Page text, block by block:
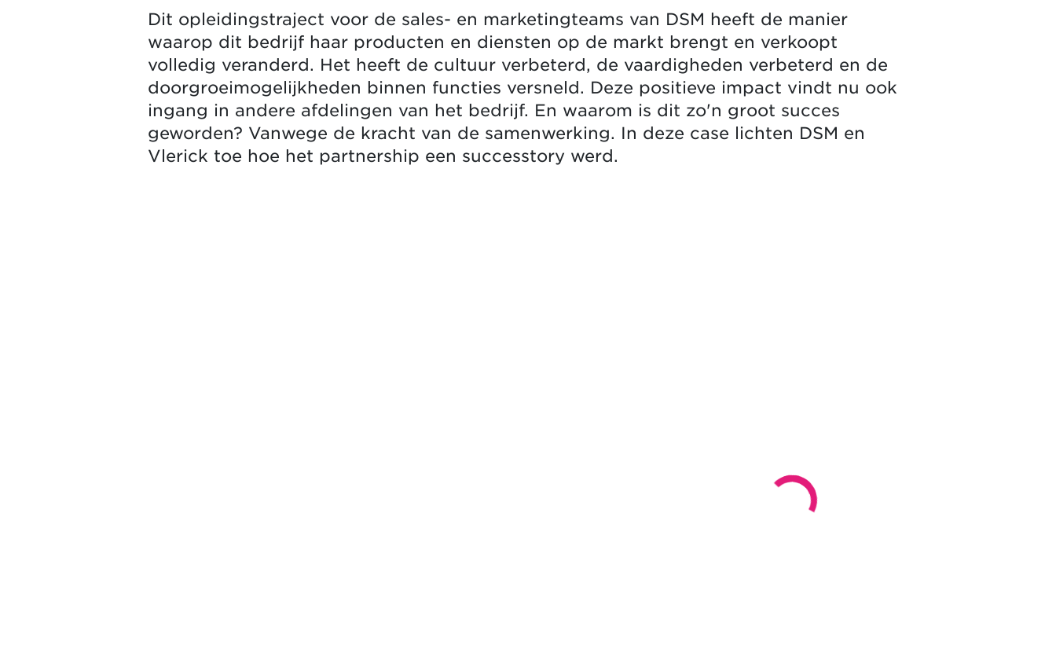
Dit opleidingstraject voor de sales- en marketingteams van DSM heeft de manier
waarop dit bedrijf haar producten en diensten op de markt brengt en verkoopt
volledig veranderd. Het heeft de cultuur verbeterd, de vaardigheden verbeterd en de
doorgroeimogelijkheden binnen functies versneld. Deze positieve impact vindt nu ook
ingang in andere afdelingen van het bedrijf. En waarom is dit zo'n groot succes
geworden? Vanwege de kracht van de samenwerking. In deze case lichten DSM en
Vlerick toe hoe het partnership een successtory werd.